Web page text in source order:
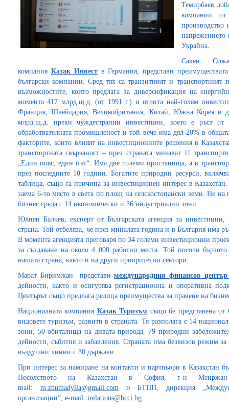
Темирбаев
компании
производство
напрежението
Украйна.
Сакен
компания Казак Инвеств Германия, представи
български компании. Сред тях са транзитният и транспортният
възможностите, които предлага за диверсификация на
момента 417 млрд.щ.д. (от 1991 г.) и отчита най-голям
Франция, Швейцария, Великобритания, Китай, Южна Корея и
млрд.щ.д. преки чуждестранни инвестиции, което е ръст
обработвателната промишленост и той вече има дял 20% в
факторите, които влияят на инвестиционните решения в
транспортната свързаност – през страната минават 11
„Един пояс, един път“. Има две големи пристанища, а в
през последните 10 години. Богатите природни ресурси,
таблица, също са причина за инвестиционен интерес в
заема 6-то място в света по площ на селскостопански земи. Не на
бизнес среда с 14 икономически и 36 индустриални зони.
Юлиян Балчев, експерт от Българската агенция за
страна. Той отбеляза, че през миналата година и в България има
В момента агенцията преговаря по 34 големи инвестиционни
за създаване на около 4 000 работни места. Той посочи
нашата страна, както и на други приоритетни сектори.
Марат Биримжан представимеждународния финансов център
дейности, както и осигурява регистрационна и оперативна
Центърът също предлага редица преимущества за правене на
Националната компания Казак Туризъм също бе представена
видовете туризъм, развити в страната. Тя разполага с 14
зони, 50 обиталища на дивата природа, 79 природни
дейности, събития и забавления. Страната има безвизов режим
въздушни линии с 30 държави.
При интерес за намиране на контакти и партньори в Казахстан
Посолството на Казахстан в София, г-н
mail: m.zhumadylla@gmail.comи БТПП, дирекция
организации“, e-mail: irelations@bcci.bg